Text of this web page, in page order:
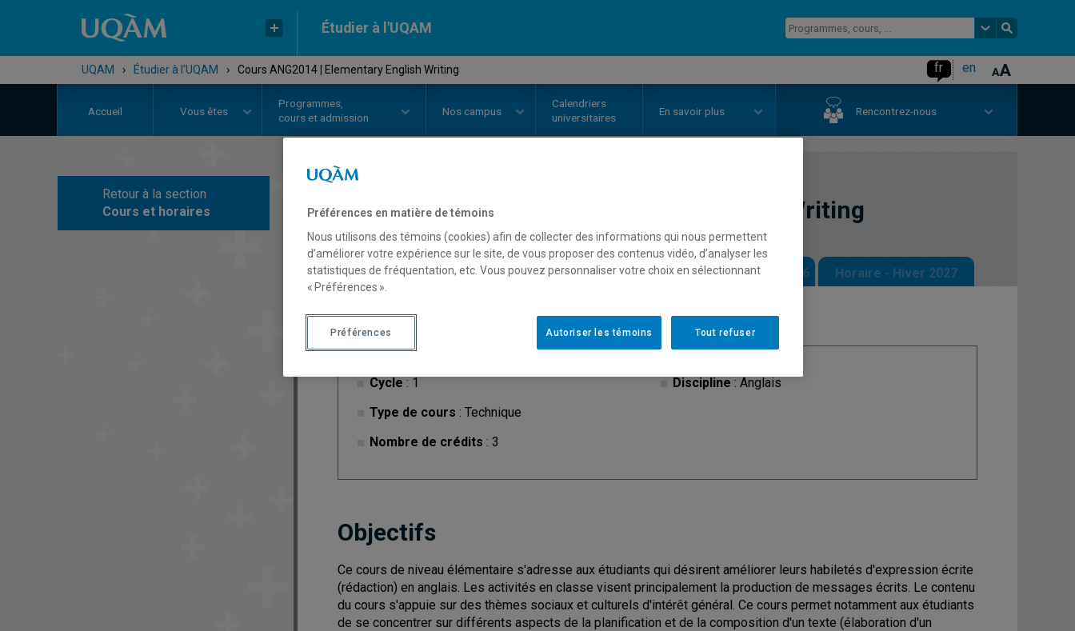
Étudier à l'UQAM
UQAM › Étudier à l'UQAM › Cours ANG2014 | Elementary English Writing fr en
Accueil Vous êtes
Programmes,
cours et admission
Nos campus
Calendriers
universitaires
En savoir plus Rencontrez-nous
Retour à la section
Cours et horaires
COURS// ANG2014 Elementary English Writing
Description Horaire - Été 2026 Horaire - Automne 2026 Horaire - Hiver 2027
Cycle : 1
Type de cours : Technique
Nombre de crédits : 3
Discipline : Anglais
Objectifs
Ce cours de niveau élémentaire s'adresse aux étudiants qui désirent améliorer leurs habiletés d'expression écrite
(rédaction) en anglais. Les activités en classe visent principalement la production de messages écrits. Le contenu
du cours s'appuie sur des thèmes sociaux et culturels d'intérêt général. Ce cours permet notamment aux étudiants
de se concentrer sur différents aspects de la planification et de la composition d'un texte (élaboration d'un
Préférences en matière de témoins
Nous utilisons des témoins (cookies) afin de collecter des informations qui nous permettent
d’améliorer votre expérience sur le site, de vous proposer des contenus vidéo, d’analyser les
statistiques de fréquentation, etc. Vous pouvez personnaliser votre choix en sélectionnant
« Préférences ».
Tout refuser
Autoriser les témoins
Préférences